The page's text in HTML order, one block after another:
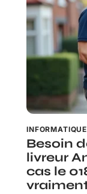
INFORMATIQUE
Besoin
livreur
cas le